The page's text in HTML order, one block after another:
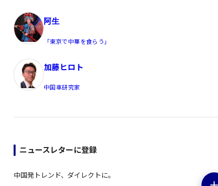
阿生
「東京で中華を食らう」
加藤ヒロト
中国車研究家
ニュースレターに登録
中国発トレンド、ダイレクトに。